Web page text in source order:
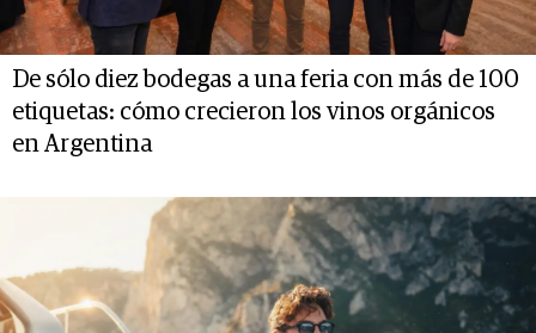
De sólo diez bodegas a una feria con más de 100
etiquetas: cómo crecieron los vinos orgánicos
en Argentina